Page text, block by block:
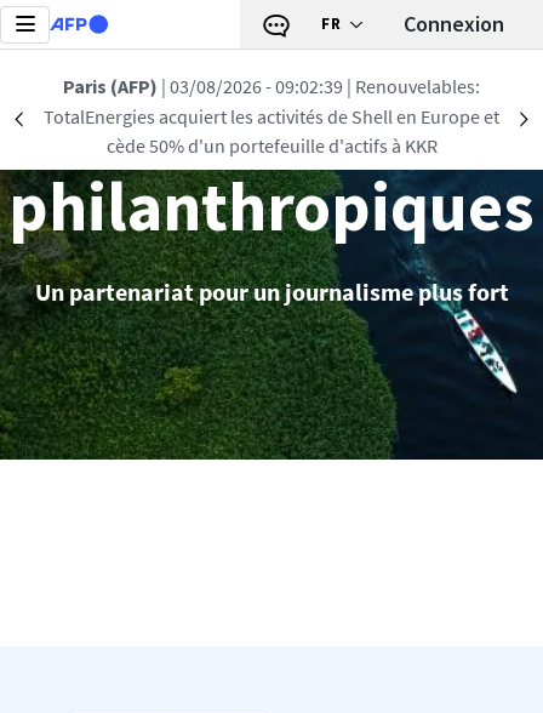
Aller au contenu principal FR Connexion
Précédent
Paris (AFP) | 03/08/2026 - 09:02:39 | Renouvelables:
TotalEnergies acquiert les activités de Shell en Europe et
cède 50% d'un portefeuille d'actifs à KKR
Partenariats
philanthropiques
Un partenariat pour un journalisme plus fort